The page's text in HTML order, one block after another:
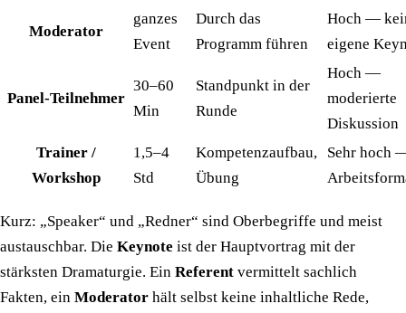
Moderator
ganzes
Event
Durch das
Programm führen
Hoch —
eigene
Panel-Teilnehmer
30–60
Min
Standpunkt in der
Runde
Hoch —
moderierte
Diskussion
Trainer /
Workshop
1,5–4
Std
Kompetenzaufbau,
Übung
Sehr hoch
Kurz: „Speaker“ und „Redner“ sind Oberbegriffe und meist
austauschbar. Die Keynote ist der Hauptvortrag mit der
stärksten Dramaturgie. Ein Referent vermittelt sachlich
Fakten, ein Moderator hält selbst keine inhaltliche Rede,